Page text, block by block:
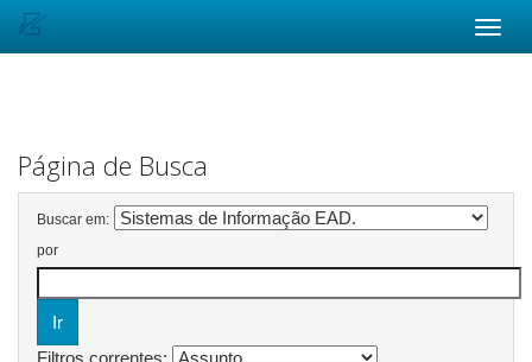
Página de Busca
Buscar em:
por
Filtros correntes: